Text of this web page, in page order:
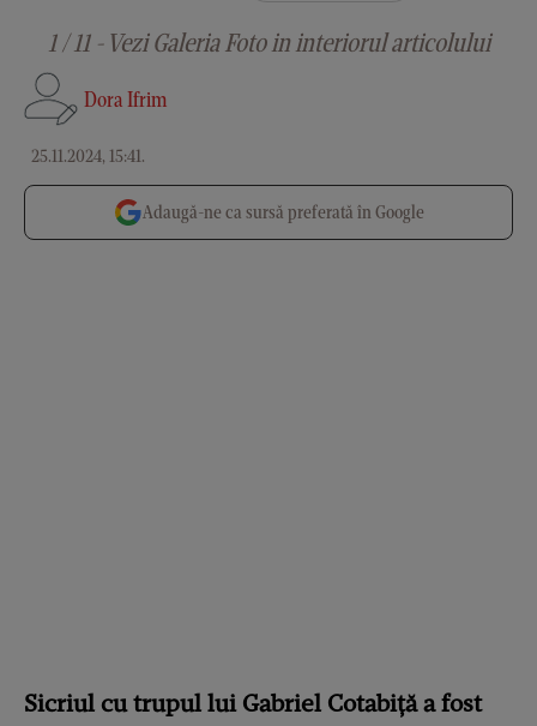
Dora Ifrim
25.11.2024, 15:41.
1 / 11 - Vezi Galeria Foto in interiorul articolului
Adaugă-ne ca sursă preferată în Google
Sicriul cu trupul lui Gabriel Cotabiță a fost